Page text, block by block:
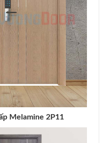
Melamine 2P11